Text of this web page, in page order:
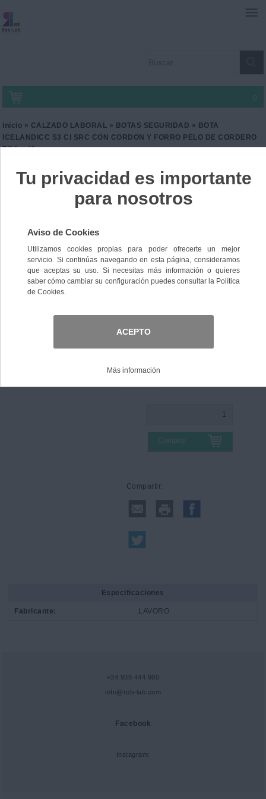
0
Inicio » CALZADO LABORAL » BOTAS SEGURIDAD » BOTA
ICELANDICC S3 CI SRC CON CORDON Y FORRO PELO DE CORDERO
T/36 a 48
BOTA ICELANDICC S3 CI
SRC CON CORDON Y
169,40 €IVA incl.
140,00 €IVA no Incl.
Comprar
Compartir:
Especificaciones
Fabricante: LAVORO
+34 938 444 980
info@rob-lab.com
Facebook
Instagram: